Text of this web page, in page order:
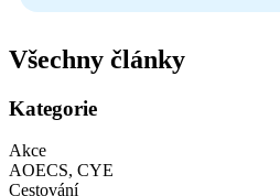
Všechny články
Kategorie
Akce
AOECS, CYE
Cestování